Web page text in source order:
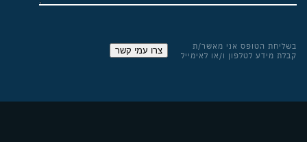
בשליחת הטופס אני מאשר/ת
קבלת מידע לטלפון ו/או לאימייל
צרו עמי קשר